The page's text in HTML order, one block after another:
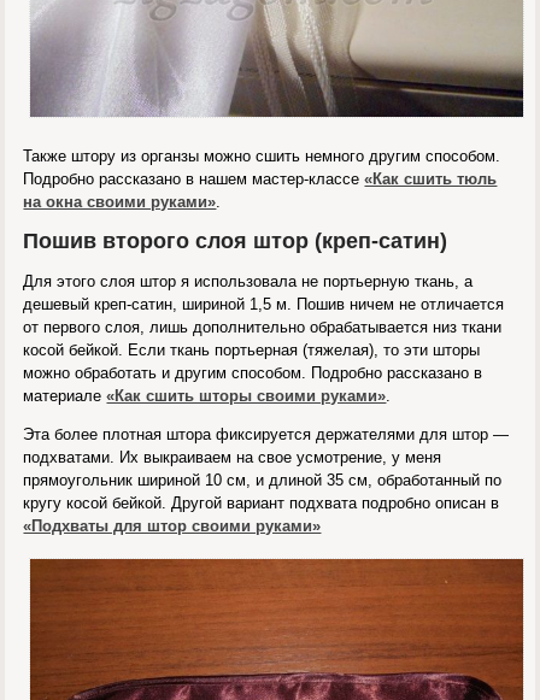
Также штору из органзы можно сшить немного другим способом.
Подробно рассказано в нашем мастер-классе«Как сшить тюль
на окна своими руками».
Пошив второго слоя штор (креп-сатин)
Для этого слоя штор я использовала не портьерную ткань, а
дешевый креп-сатин, шириной 1,5 м. Пошив ничем не отличается
от первого слоя, лишь дополнительно обрабатывается низ ткани
косой бейкой. Если ткань портьерная (тяжелая), то эти шторы
можно обработать и другим способом. Подробно рассказано в
материале«Как сшить шторы своими руками».
Эта более плотная штора фиксируется держателями для штор —
подхватами. Их выкраиваем на свое усмотрение, у меня
прямоугольник шириной 10 см, и длиной 35 см, обработанный по
кругу косой бейкой. Другой вариант подхвата подробно описан в
«Подхваты для штор своими руками»